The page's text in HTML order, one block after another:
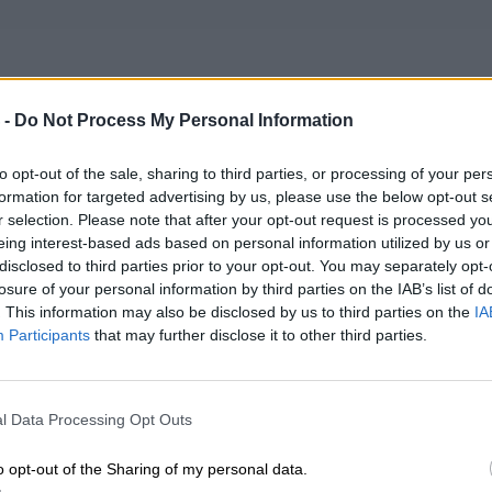
- Do Not Process My Personal Information
opt-out of the sale, sharing to third parties, or processing of your
for targeted advertising by us, please use the below opt-out
selection. Please note that after your opt-out request is processed
interest-based ads based on personal information utilized by us
to third parties prior to your opt-out. You may separately
of your personal information by third parties on the IAB’s list of
This information may also be disclosed by us to third parties on the
Participants that may further disclose it to other third parties.
Data Processing Opt Outs
opt-out of the Sharing of my personal data.
zamówienia od 5-14 dni.
kompatybilności baterii prosimy o kontakt, w celu
INFORMACJE
Lenovo